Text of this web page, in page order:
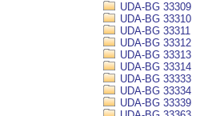
UDA-BG 33309
UDA-BG 33310
UDA-BG 33311
UDA-BG 33312
UDA-BG 33313
UDA-BG 33314
UDA-BG 33333
UDA-BG 33334
UDA-BG 33339